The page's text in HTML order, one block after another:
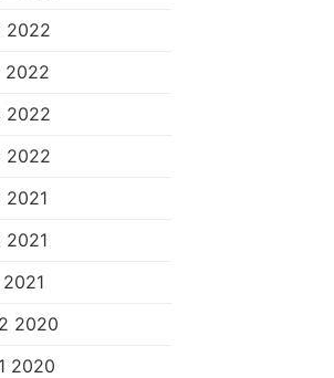
2022
2022
2022
2022
2021
2021
2020
2020